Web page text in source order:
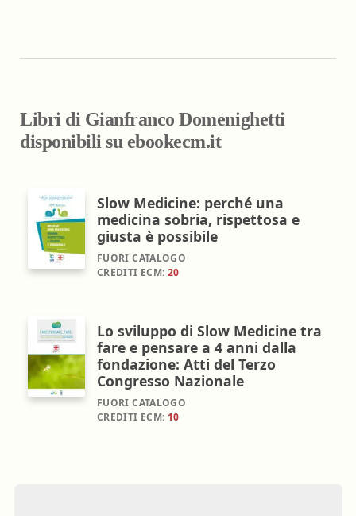
Libri di Gianfranco Domenighetti
disponibili su ebookecm.it
Slow Medicine: perché una
medicina sobria, rispettosa e
giusta è possibile
FUORI CATALOGO
CREDITI ECM: 20
Lo sviluppo di Slow Medicine tra
fare e pensare a 4 anni dalla
fondazione: Atti del Terzo
Congresso Nazionale
FUORI CATALOGO
CREDITI ECM: 10